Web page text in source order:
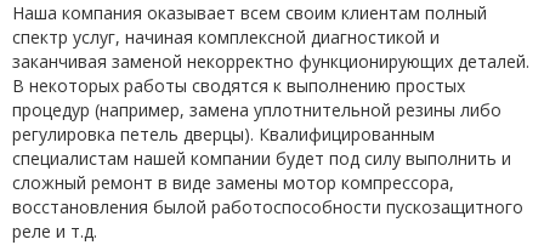
Наша компания оказывает всем своим клиентам полный
спектр услуг, начиная комплексной диагностикой и
заканчивая заменой некорректно функционирующих деталей.
В некоторых работы сводятся к выполнению простых
процедур (например, замена уплотнительной резины либо
регулировка петель дверцы). Квалифицированным
специалистам нашей компании будет под силу выполнить и
сложный ремонт в виде замены мотор компрессора,
восстановления былой работоспособности пускозащитного
реле и т.д.